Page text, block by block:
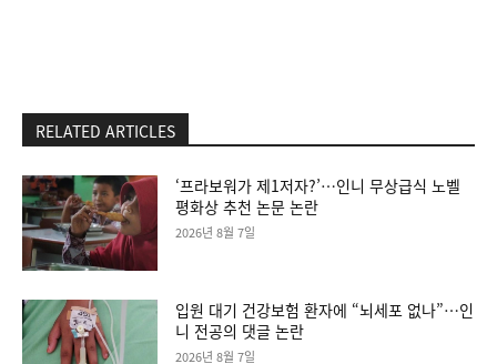
RELATED ARTICLES
‘프라보워가 제1저자?’…인니 무상급식 노벨
평화상 추천 논문 논란
2026년 8월 7일
입원 대기 건강보험 환자에 “뇌세포 없나”…인
니 전공의 댓글 논란
2026년 8월 7일